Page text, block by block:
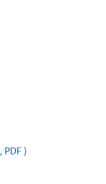
, PDF )